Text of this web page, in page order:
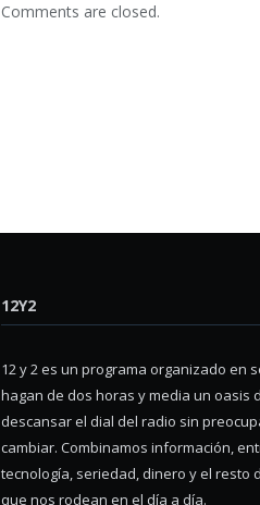
Comments are closed.
12Y2
12 y 2 es un programa organizado en
hagan de dos horas y media un oasis
descansar el dial del radio sin
cambiar. Combinamos información,
tecnología, seriedad, dinero y el resto
que nos rodean en el día a día.